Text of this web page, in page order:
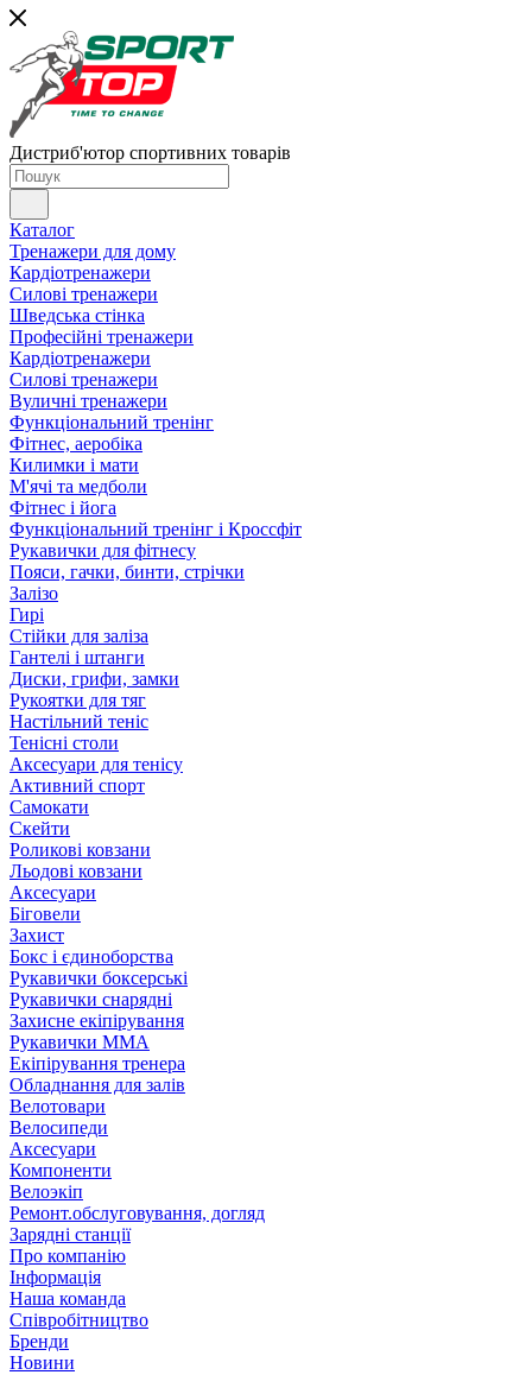
Дистриб'ютор спортивних товарів
Каталог
Тренажери для дому
Кардіотренажери
Силові тренажери
Шведська стінка
Професійні тренажери
Кардіотренажери
Силові тренажери
Вуличні тренажери
Функціональний тренінг
Фітнес, аеробіка
Килимки і мати
М'ячі та медболи
Фітнес і йога
Функціональний тренінг і Кроссфіт
Рукавички для фітнесу
Пояси, гачки, бинти, стрічки
Залізо
Гирі
Стійки для заліза
Гантелі і штанги
Диски, грифи, замки
Рукоятки для тяг
Настільний теніс
Тенісні столи
Аксесуари для тенісу
Активний спорт
Самокати
Скейти
Роликові ковзани
Льодові ковзани
Аксесуари
Біговели
Захист
Бокс і єдиноборства
Рукавички боксерські
Рукавички снарядні
Захисне екіпірування
Рукавички ММА
Екіпірування тренера
Обладнання для залів
Велотовари
Велосипеди
Аксесуари
Компоненти
Велоэкіп
Ремонт.обслуговування, догляд
Зарядні станції
Про компанію
Інформація
Наша команда
Співробітництво
Бренди
Новини